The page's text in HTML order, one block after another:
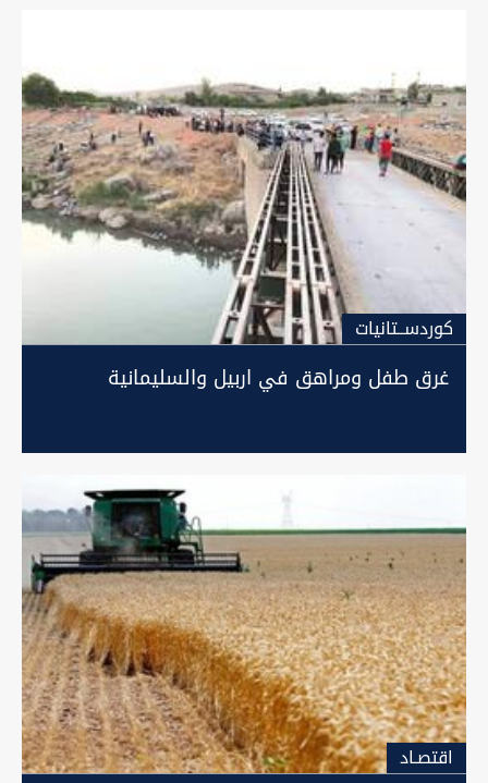
كوردســتانيات
غرق طفل ومراهق في اربيل والسليمانية
اقتصـاد